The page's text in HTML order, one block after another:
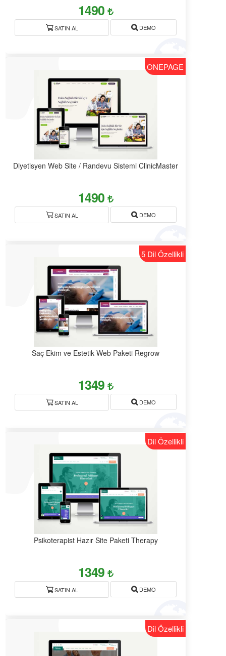
1490
SATIN AL DEMO
ONEPAGE
Diyetisyen Web Site / Randevu Sistemi ClinicMaster
1490
SATIN AL DEMO
5 Dil Özellikli
Saç Ekim ve Estetik Web Paketi Regrow
1349
SATIN AL DEMO
Dil Özellikli
Psikoterapist Hazır Site Paketi Therapy
1349
SATIN AL DEMO
Dil Özellikli